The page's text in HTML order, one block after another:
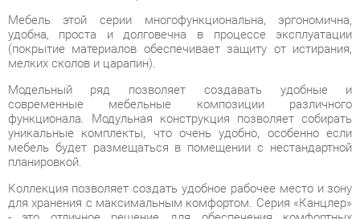
Модельный ряд позволяет создавать удобные и
современные мебельные композиции различного
функционала. Модульная конструкция позволяет собирать
мебель будет размещаться в помещении с нестандартной
планировкой.
Коллекция позволяет создать удобное рабочее место и зону
для хранения с максимальным комфортом. Серия «Канцлер»
- это отличное решение для обеспечения комфортных
условий для работы, а также современное и качественное
оснащение для офиса в формате «open-space», позволяющее
оптимизировать пространство без ущерба для
функциональности и удобства.